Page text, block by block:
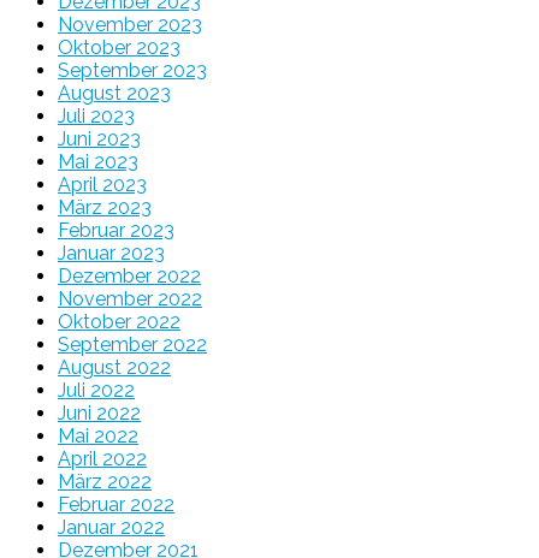
November 2023
Oktober 2023
September 2023
August 2023
Juli 2023
Juni 2023
Mai 2023
April 2023
März 2023
Februar 2023
Januar 2023
Dezember 2022
November 2022
Oktober 2022
September 2022
August 2022
Juli 2022
Juni 2022
Mai 2022
April 2022
März 2022
Februar 2022
Januar 2022
Dezember 2021